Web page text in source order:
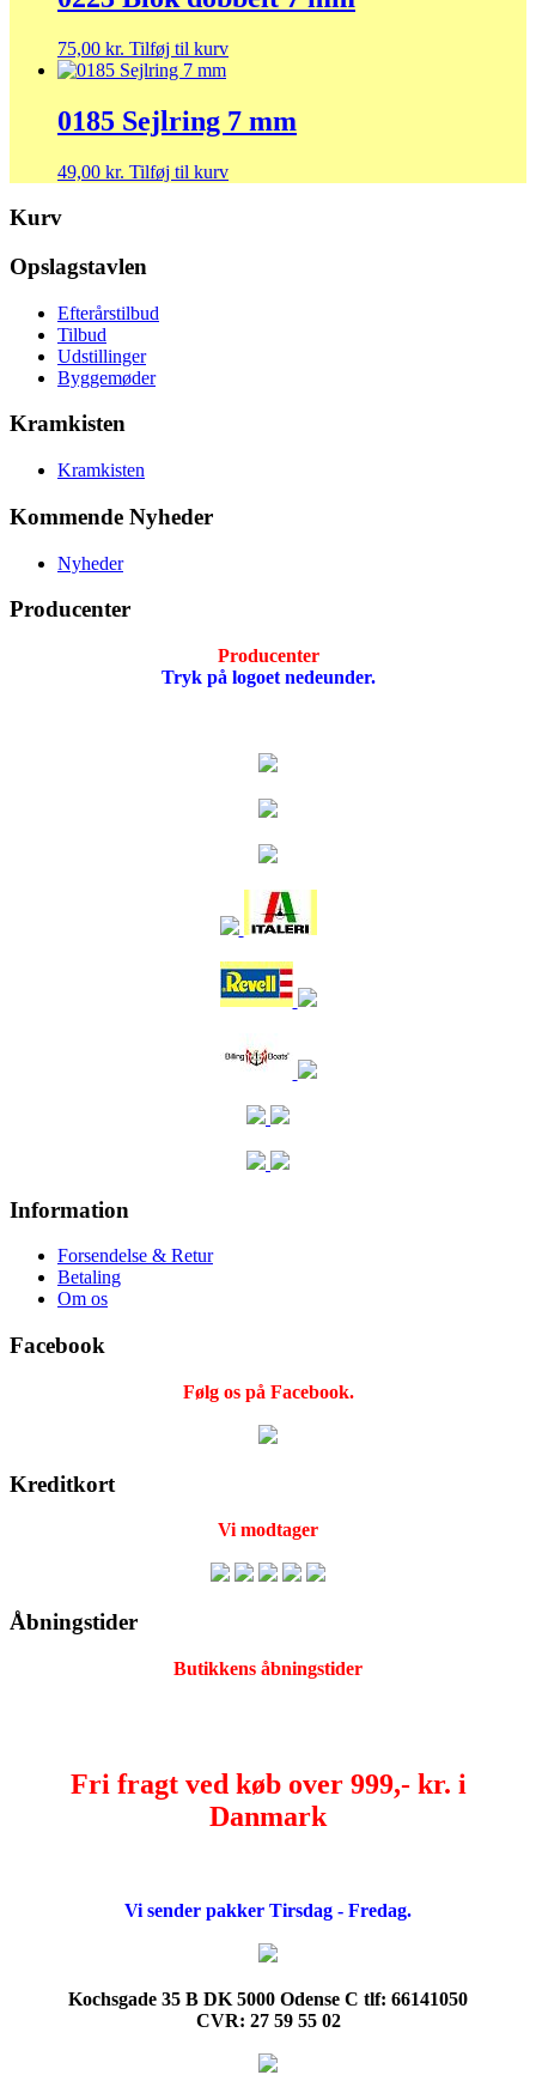
75,00 kr. Tilføj til kurv
0185 Sejlring 7 mm
49,00 kr. Tilføj til kurv
Kurv
Opslagstavlen
Efterårstilbud
Tilbud
Udstillinger
Byggemøder
Kramkisten
Kramkisten
Kommende Nyheder
Nyheder
Producenter
Producenter
Tryk på logoet nedeunder.
Information
Forsendelse & Retur
Betaling
Om os
Facebook
Følg os på Facebook.
Kreditkort
Vi modtager
Åbningstider
Butikkens åbningstider
Fri fragt ved køb over 999,- kr. i
Danmark
Vi sender pakker Tirsdag - Fredag.
Kochsgade 35 B DK 5000 Odense C tlf: 66141050
CVR: 27 59 55 02